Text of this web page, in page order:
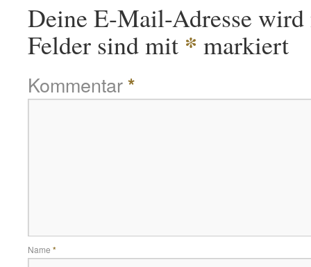
Deine E-Mail-Adresse
Felder sind mit * markiert
Kommentar*
Name *